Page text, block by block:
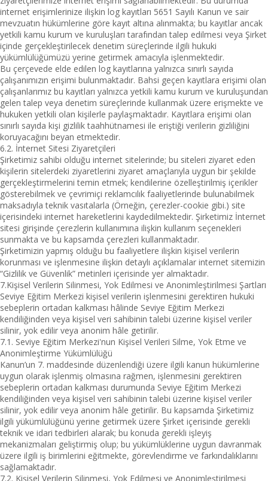
internet erişimlerinize ilişkin log kayıtları 5651 Sayılı Kanun ve sair
mevzuatın hükümlerine göre kayıt altına alınmakta; bu kayıtlar ancak
yetkili kamu kurum ve kuruluşları tarafından talep edilmesi veya Şirket
içinde gerçekleştirilecek denetim süreçlerinde ilgili hukuki
yükümlülüğümüzü yerine getirmek amacıyla işlenmektedir.
Bu çerçevede elde edilen log kayıtlarına yalnızca sınırlı sayıda
çalışanımızın erişimi bulunmaktadır. Bahsi geçen kayıtlara erişimi olan
çalışanlarımız bu kayıtları yalnızca yetkili kamu kurum ve kuruluşundan
gelen talep veya denetim süreçlerinde kullanmak üzere erişmekte ve
hukuken yetkili olan kişilerle paylaşmaktadır. Kayıtlara erişimi olan
sınırlı sayıda kişi gizlilik taahhütnamesi ile eriştiği verilerin gizliliğini
koruyacağını beyan etmektedir.
6.2. İnternet Sitesi Ziyaretçileri
Şirketimiz sahibi olduğu internet sitelerinde; bu siteleri ziyaret eden
kişilerin sitelerdeki ziyaretlerini ziyaret amaçlarıyla uygun bir şekilde
gerçekleştirmelerini temin etmek; kendilerine özelleştirilmiş içerikler
gösterebilmek ve çevrimiçi reklamcılık faaliyetlerinde bulunabilmek
maksadıyla teknik vasıtalarla (Örneğin, çerezler-cookie gibi.) site
içerisindeki internet hareketlerini kaydedilmektedir. Şirketimiz İnternet
sitesi girişinde çerezlerin kullanımına ilişkin kullanım seçenekleri
sunmakta ve bu kapsamda çerezleri kullanmaktadır.
Şirketimizin yapmış olduğu bu faaliyetlere ilişkin kişisel verilerin
korunması ve işlenmesine ilişkin detaylı açıklamalar internet sitemizin
“Gizlilik ve Güvenlik” metinleri içerisinde yer almaktadır.
7.Kişisel Verilerin Silinmesi, Yok Edilmesi ve Anonimleştirilmesi Şartları
Seviye Eğitim Merkezi kişisel verilerin işlenmesini gerektiren hukuki
sebeplerin ortadan kalkması hâlinde Seviye Eğitim Merkezi
kendiliğinden veya kişisel veri sahibinin talebi üzerine kişisel veriler
silinir, yok edilir veya anonim hâle getirilir.
7.1. Seviye Eğitim Merkezi'nun Kişisel Verileri Silme, Yok Etme ve
Anonimleştirme Yükümlülüğü
Kanun’un 7. maddesinde düzenlendiği üzere ilgili kanun hükümlerine
uygun olarak işlenmiş olmasına rağmen, işlenmesini gerektiren
sebeplerin ortadan kalkması durumunda Seviye Eğitim Merkezi
kendiliğinden veya kişisel veri sahibinin talebi üzerine kişisel veriler
silinir, yok edilir veya anonim hâle getirilir. Bu kapsamda Şirketimiz
ilgili yükümlülüğünü yerine getirmek üzere Şirket içerisinde gerekli
teknik ve idari tedbirleri alarak; bu konuda gerekli işleyiş
mekanizmaları geliştirmiş olup; bu yükümlüklerine uygun davranmak
üzere ilgili iş birimlerini eğitmekte, görevlendirme ve farkındalıklarını
sağlamaktadır.
7.2. Kişisel Verilerin Silinmesi, Yok Edilmesi ve Anonimleştirilmesi